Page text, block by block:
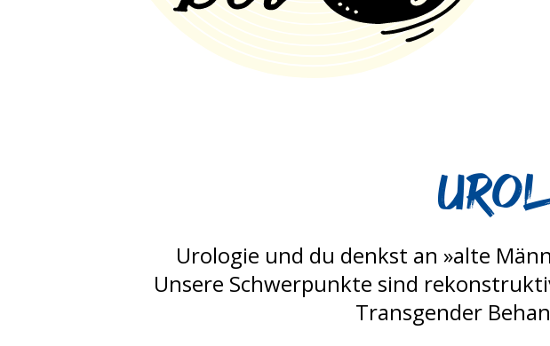
Urologie und du denkst an »alte
Unsere Schwerpunkte sind
Transgender